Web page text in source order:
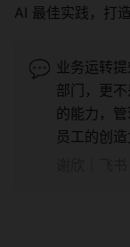
AI 最佳实践，打
💬 业务运转
部门，更
的能力，
员工的创